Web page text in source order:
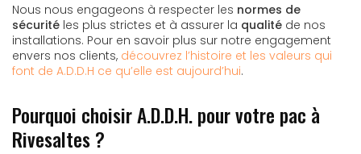
Nous nous engageons à respecter les normes de
sécurité les plus strictes et à assurer la qualité de nos
installations. Pour en savoir plus sur notre engagement
envers nos clients, découvrez l’histoire et les valeurs qui
font de A.D.D.H ce qu’elle est aujourd’hui.
Pourquoi choisir A.D.D.H. pour votre pac à
Rivesaltes ?